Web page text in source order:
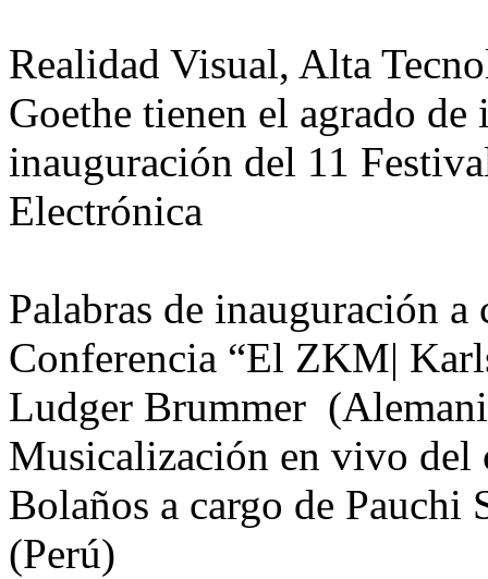
Realidad Visual, Alta
Goethe tienen el agrado
inauguración del 11
Electrónica
Palabras de inauguración
Conferencia “El ZKM|
Ludger Brummer
Musicalización en vivo del
Bolaños a cargo de Pauchi
(Perú)